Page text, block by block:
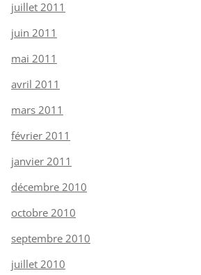
juillet 2011
juin 2011
mai 2011
avril 2011
mars 2011
février 2011
janvier 2011
décembre 2010
octobre 2010
septembre 2010
juillet 2010